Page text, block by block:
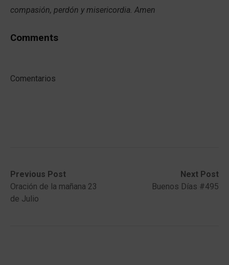
compasión, perdón y misericordia. Amen
Comments
Comentarios
Post
navigation
Previous Post
Previous
post:Oración de la mañana 23
de Julio
Next Post
Next
post:
Buenos Días #495